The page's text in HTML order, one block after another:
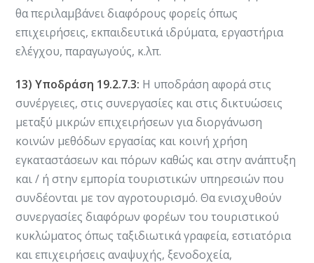
θα περιλαμβάνει διαφόρους φορείς όπως
επιχειρήσεις, εκπαιδευτικά ιδρύματα, εργαστήρια
ελέγχου, παραγωγούς, κ.λπ.
13) Υποδράση 19.2.7.3: Η υποδράση αφορά στις
συνέργειες, στις συνεργασίες και στις δικτυώσεις
μεταξύ μικρών επιχειρήσεων για διοργάνωση
κοινών μεθόδων εργασίας και κοινή χρήση
εγκαταστάσεων και πόρων καθώς και στην ανάπτυξη
και / ή στην εμπορία τουριστικών υπηρεσιών που
συνδέονται με τον αγροτουρισμό. Θα ενισχυθούν
συνεργασίες διαφόρων φορέων του τουριστικού
κυκλώματος όπως ταξιδιωτικά γραφεία, εστιατόρια
και επιχειρήσεις αναψυχής, ξενοδοχεία,